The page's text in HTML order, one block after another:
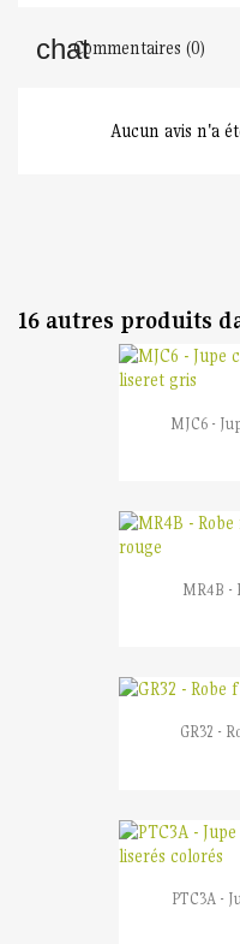
Commentaires (0)
Aucun avis n'a
16 autres produits
MJC6 -
MR4B -
GR32 -
PTC3A -